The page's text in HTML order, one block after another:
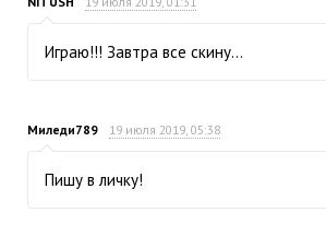
Играю!!! Завтра все скину…
Миледи789 19 июля 2019, 05:38
Пишу в личку!